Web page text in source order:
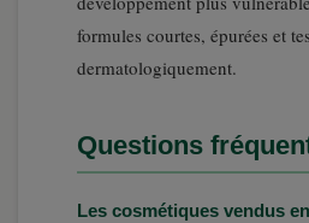
formules courtes, épurées et
dermatologiquement.
Questions
Les cosmétiques vendus